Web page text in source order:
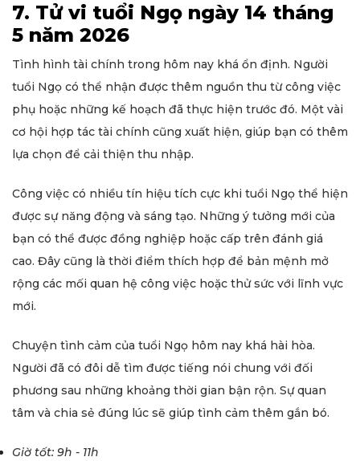
7. Tử vi tuổi Ngọ ngày 14 tháng
5 năm 2026
Tình hình tài chính trong hôm nay khá ổn định. Người
tuổi Ngọ có thể nhận được thêm nguồn thu từ công việc
phụ hoặc những kế hoạch đã thực hiện trước đó. Một vài
cơ hội hợp tác tài chính cũng xuất hiện, giúp bạn có thêm
lựa chọn để cải thiện thu nhập.
Công việc có nhiều tín hiệu tích cực khi tuổi Ngọ thể hiện
được sự năng động và sáng tạo. Những ý tưởng mới của
bạn có thể được đồng nghiệp hoặc cấp trên đánh giá
cao. Đây cũng là thời điểm thích hợp để bản mệnh mở
rộng các mối quan hệ công việc hoặc thử sức với lĩnh vực
mới.
Chuyện tình cảm của tuổi Ngọ hôm nay khá hài hòa.
Người đã có đôi dễ tìm được tiếng nói chung với đối
phương sau những khoảng thời gian bận rộn. Sự quan
tâm và chia sẻ đúng lúc sẽ giúp tình cảm thêm gắn bó.
Giờ tốt: 9h - 11h